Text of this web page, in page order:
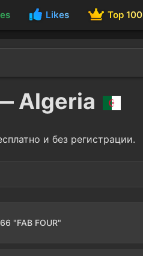
Likes Top 100
Algeria
и без регистрации.
"FAB FOUR"